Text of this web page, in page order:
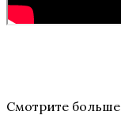
Смотрите больше